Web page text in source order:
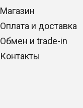
Магазин
Оплата и доставка
Обмен и trade-in
Контакты